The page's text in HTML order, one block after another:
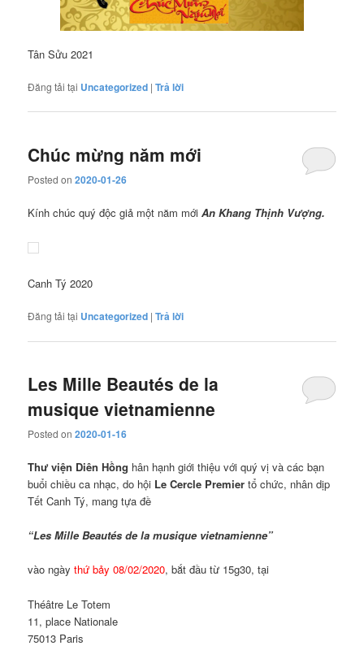
Tân Sửu 2021
Đăng tải tại Uncategorized |Trả lời
Chúc mừng năm mới
Posted on2020-01-26
Kính chúc quý độc giả một năm mới An Khang Thịnh Vượng.
Canh Tý 2020
Đăng tải tại Uncategorized |Trả lời
Les Mille Beautés de la
musique vietnamienne
Posted on2020-01-16
Thư viện Diên Hồng hân hạnh giới thiệu với quý vị và các bạn
buổi chiều ca nhạc, do hội Le Cercle Premier tổ chức, nhân dịp
Tết Canh Tý, mang tựa đề
“Les Mille Beautés de la musique vietnamienne”
vào ngàythứ bảy 08/02/2020, bắt đầu từ 15g30, tại
Théâtre Le Totem
11, place Nationale
75013 Paris